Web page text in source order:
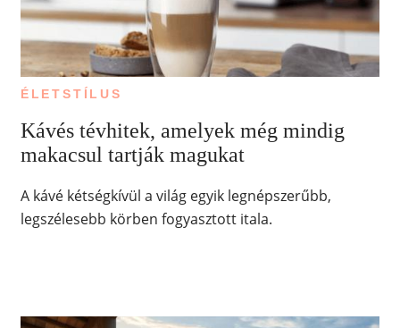
ÉLETSTÍLUS
Kávés tévhitek, amelyek még mindig
makacsul tartják magukat
A kávé kétségkívül a világ egyik legnépszerűbb,
legszélesebb körben fogyasztott itala.